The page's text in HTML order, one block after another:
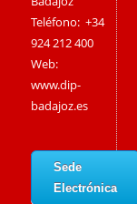
Teléfono: +34
924 212 400
Web:
www.dip-
badajoz.es
Sede
Electrónica